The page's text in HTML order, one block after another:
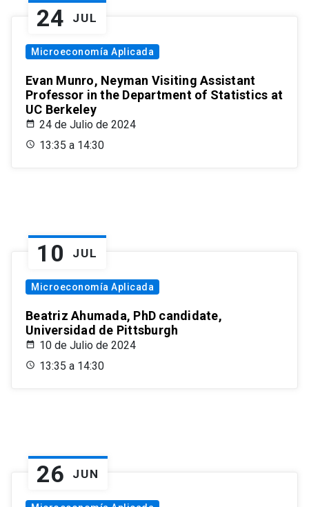
24 JUL
Microeconomía Aplicada
Evan Munro, Neyman Visiting Assistant
Professor in the Department of Statistics at
UC Berkeley
24 de Julio de 2024
13:35 a 14:30
10 JUL
Microeconomía Aplicada
Beatriz Ahumada, PhD candidate,
Universidad de Pittsburgh
10 de Julio de 2024
13:35 a 14:30
26 JUN